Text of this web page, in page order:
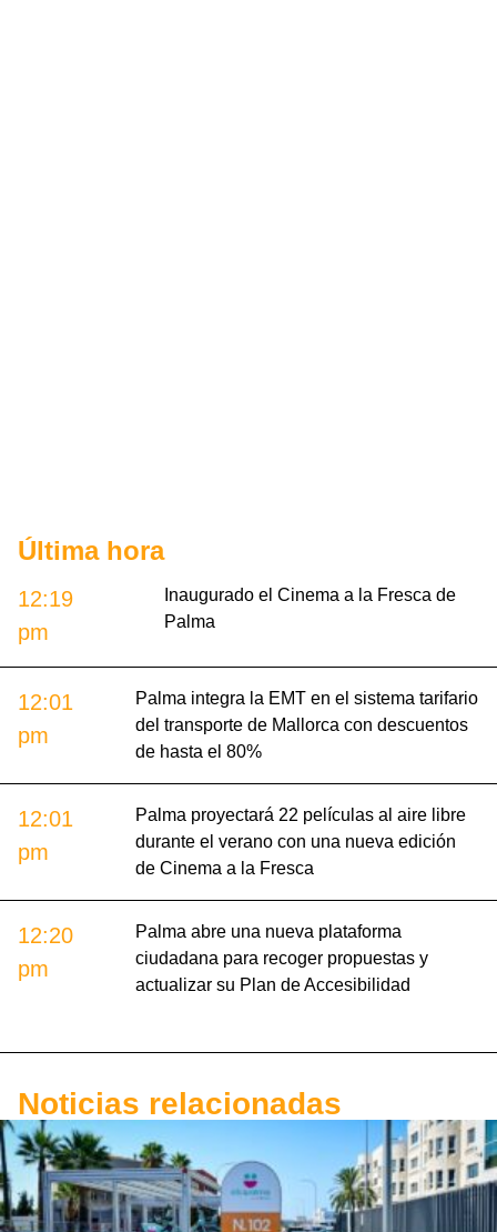
Última hora
12:19
pm
Inaugurado el Cinema a la Fresca de
Palma
12:01
pm
Palma integra la EMT en el sistema tarifario
del transporte de Mallorca con descuentos
de hasta el 80%
12:01
pm
Palma proyectará 22 películas al aire libre
durante el verano con una nueva edición
de Cinema a la Fresca
12:20
pm
Palma abre una nueva plataforma
ciudadana para recoger propuestas y
actualizar su Plan de Accesibilidad
Noticias relacionadas